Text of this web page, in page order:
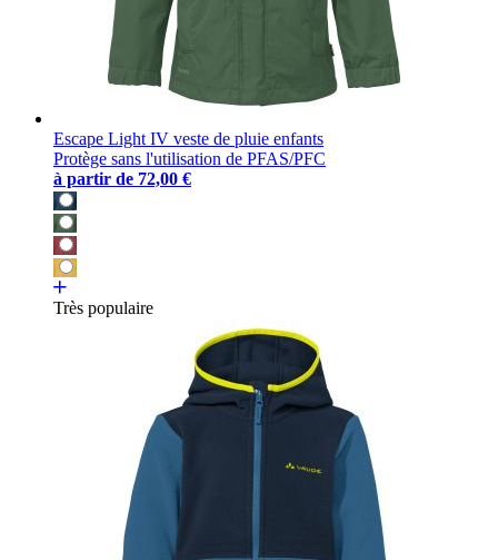
Escape Light IV veste de pluie enfants
Protège sans l'utilisation de PFAS/PFC
à partir de 72,00 €
Très populaire